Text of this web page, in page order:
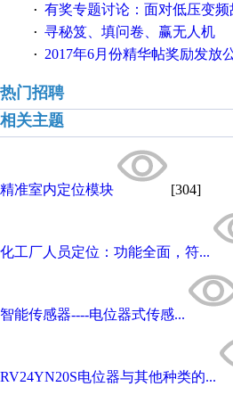
· 有奖专题讨论：面对低压变频故障，老手是这样解决
· 寻秘笈、填问卷、赢无人机
· 2017年6月份精华帖奖励发放
热门招聘
相关主题
精准室内定位模块 [304]
化工厂人员定位：功能全面，符...
智能传感器----电位器式传感...
RV24YN20S电位器与其他种类的...